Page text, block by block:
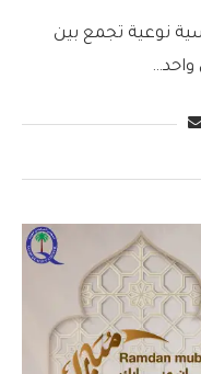
نوعية تجمع بين
واحد…